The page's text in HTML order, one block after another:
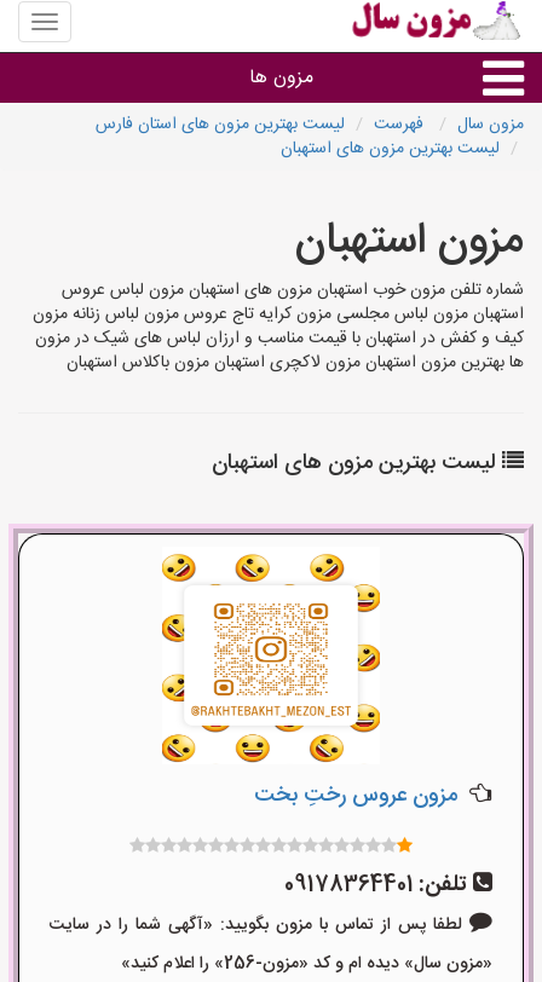
منوی
سایت
سال
مزون ها
گروه ها
مزون سال فهرست
لیست بهترین مزون های استان فارس
لیست بهترین مزون های استهبان
مزون استهبان
شماره تلفن مزون خوب استهبان مزون های استهبان مزون لباس عروس
استهبان مزون لباس مجلسی مزون کرایه تاج عروس مزون لباس زنانه مزون
کیف و کفش در استهبان با قیمت مناسب و ارزان لباس های شیک در مزون
ها بهترین مزون استهبان مزون لاکچری استهبان مزون باکلاس استهبان
لیست بهترین مزون های استهبان
مزون عروس رختِ بخت
تلفن: 09178364401
لطفا پس از تماس با مزون بگویید: «آگهی شما را در سایت
«مزون سال» دیده ام و کد «مزون-256» را اعلام کنید»